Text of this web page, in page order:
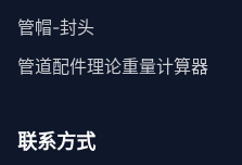
管帽-封头
管道配件理论重量计算器
联系方式